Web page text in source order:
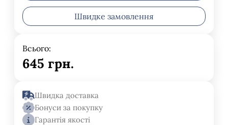
Швидке замовлення
Всього:
645 грн.
Швидка доставка
Бонуси за покупку
Гарантія якості